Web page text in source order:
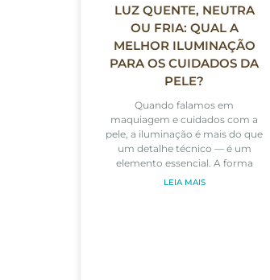
LUZ QUENTE, NEUTRA
OU FRIA: QUAL A
MELHOR ILUMINAÇÃO
PARA OS CUIDADOS DA
PELE?
Quando falamos em
maquiagem e cuidados com a
pele, a iluminação é mais do que
um detalhe técnico — é um
elemento essencial. A forma
LEIA MAIS